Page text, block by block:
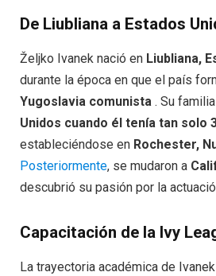
De Liubliana a Estados
Željko Ivanek nació en Liubliana,
durante la época en que el país
Yugoslavia comunista . Su
Unidos cuando él tenía tan solo
estableciéndose en Rochester,
Posteriormente, se mudaron a
descubrió su pasión por la
Capacitación de la Ivy
La trayectoria académica de